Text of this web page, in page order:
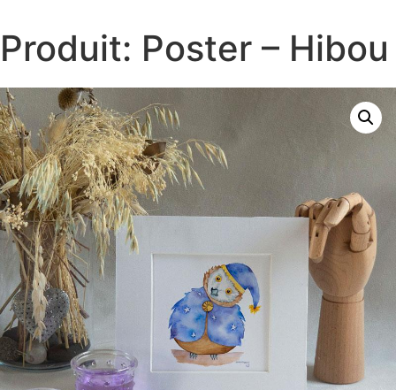
Produit: Poster – Hibou